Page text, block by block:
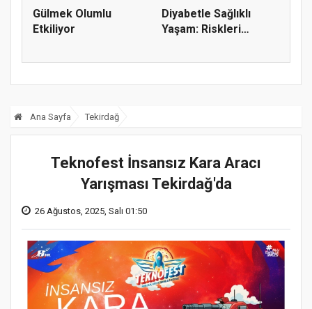
Gülmek Olumlu
Etkiliyor
Diyabetle Sağlıklı
Yaşam: Riskleri
Ana Sayfa Tekirdağ
Teknofest İnsansız Kara Aracı
Yarışması Tekirdağ'da
26 Ağustos, 2025, Salı 01:50